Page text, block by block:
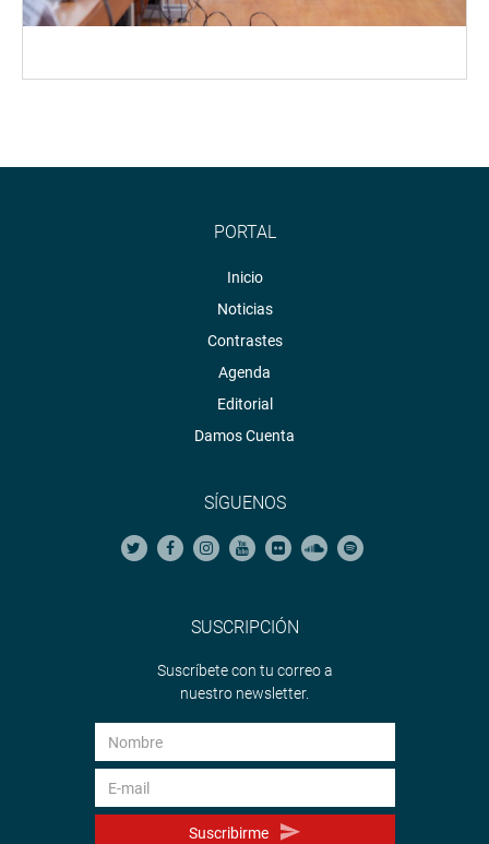
PORTAL
Inicio
Noticias
Contrastes
Agenda
Editorial
Damos Cuenta
SÍGUENOS
SUSCRIPCIÓN
Suscríbete con tu correo a
nuestro newsletter.
Suscribirme